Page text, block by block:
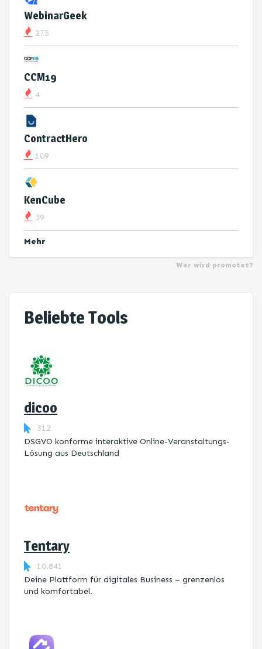
WebinarGeek
275
CCM19
4
ContractHero
109
KenCube
39
Mehr
Wer wird promotet?
Beliebte Tools
dicoo
312
DSGVO konforme interaktive Online-Veranstaltungs-
Lösung aus Deutschland
Tentary
10.841
Deine Plattform für digitales Business – grenzenlos
und komfortabel.